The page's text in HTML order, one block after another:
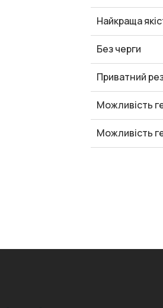
Найкраща
Без черги
Приватний
Можливість
Можливість